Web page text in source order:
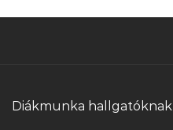
Diákmunka hallgatóknak